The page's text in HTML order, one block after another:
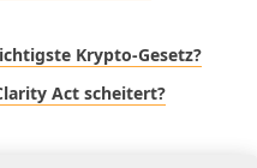
Krypto-Gesetz?
Act scheitert?